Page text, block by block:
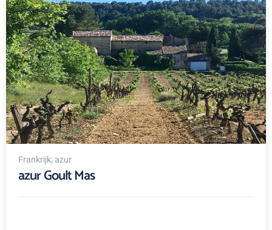
Frankrijk, azur
azur Goult Mas